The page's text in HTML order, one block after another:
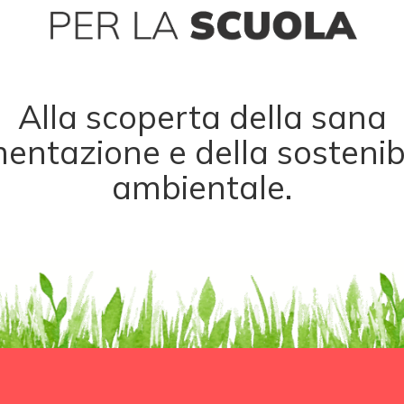
Alla scoperta della sana
e della
ambientale.